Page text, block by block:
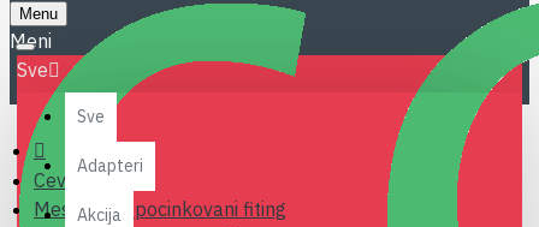
Menu
Sve
Sve
Adapteri
Akcija
Cevi i fiting
Mesingani i pocinkovani fiting